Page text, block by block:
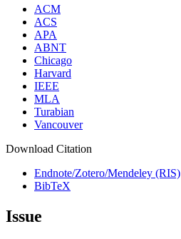
ACM
ACS
APA
ABNT
Chicago
Harvard
IEEE
MLA
Turabian
Vancouver
Download Citation
Endnote/Zotero/Mendeley (RIS)
BibTeX
Issue